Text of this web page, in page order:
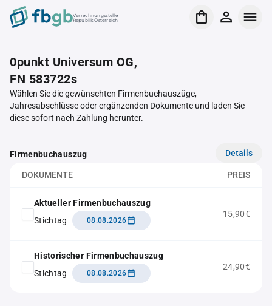
Verrechnungsstelle
Republik Österreich
0punkt Universum OG,
FN 583722s
Wählen Sie die gewünschten Firmenbuchauszüge,
Jahresabschlüsse oder ergänzenden Dokumente und laden Sie
diese sofort nach Zahlung herunter.
Firmenbuchauszug Details
DOKUMENTE PREIS
Aktueller Firmenbuchauszug
Stichtag
08.08.2026
15,90€
Historischer Firmenbuchauszug
Stichtag
08.08.2026
24,90€